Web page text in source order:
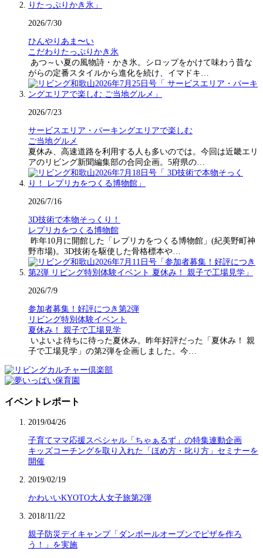
2026/7/30
ひんやりあま〜い
こだわりたっぷりかき氷
あつ～い夏の風物詩・かき氷。シロップをかけて味わう昔な
がらの定番スタイルから進化を続け、イマドキ…
2026/7/23
サービスエリア・パーキングエリアで楽しむ
ご当地グルメ
夏休み、高速道路を利用する人も多いのでは。今回は近畿エリ
アのリビング新聞編集部の合同企画。5府県の…
2026/7/16
3D技術で本物そっくり！
レプリカをつくる博物館
昨年10月に開館した「レプリカをつくる博物館」(紀美野町神
野市場)。3D技術を駆使した骨格標本や…
2026/7/9
参加者募集！好評につき第2弾
リビング特別体験イベント
夏休み！ 親子で工場見学
いよいよ待ちに待った夏休み。昨年好評だった「夏休み！ 親
子で工場見学」の第2弾を企画しました。今…
イベントレポート
2019/04/26
子育てママ応援スペシャル「ちゃぁるず」の特集連動企画
キッズコーチングを取り入れた「ほめ方・叱り方」セミナーを
開催
2019/02/19
かわいいKYOTO大人女子旅第2弾
2018/11/22
親子防災デイキャンプ「ダンボールオーブンでピザを作ろ
う！」を実施